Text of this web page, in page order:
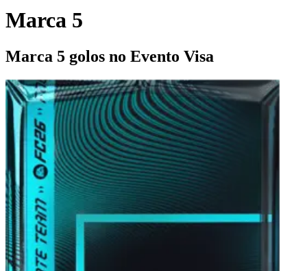
Marca 5
Marca 5 golos no Evento Visa